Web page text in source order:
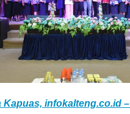
Kapuas, infokalteng.co.id –